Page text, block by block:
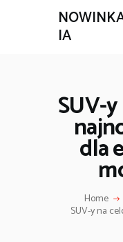
IA
SUV-
dla
Home
SUV-y na